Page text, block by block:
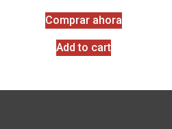
Comprar ahora
Add to cart